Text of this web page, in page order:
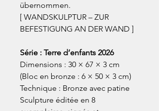
übernommen.
[ WANDSKULPTUR – ZUR
BEFESTIGUNG AN DER WAND ]
Série : Terre d’enfants 2026
Dimensions : 30 × 67 × 3 cm
(Bloc en bronze : 6 × 50 × 3 cm)
Technique : Bronze avec patine
Sculpture éditée en 8